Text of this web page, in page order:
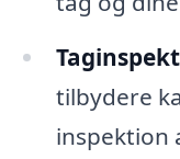
tilbydere
inspektion